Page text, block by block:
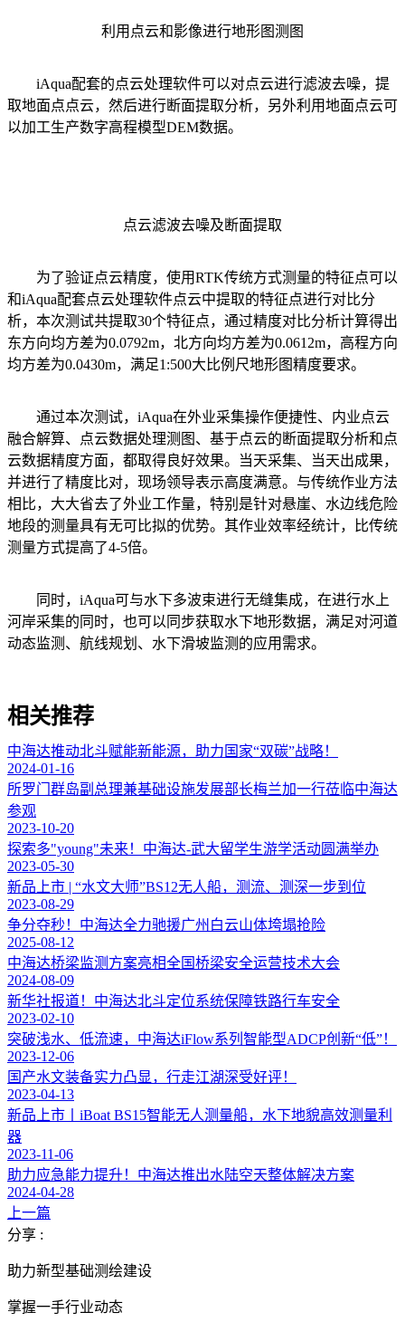
利用点云和影像进行地形图测图
iAqua配套的点云处理软件可以对点云进行滤波去噪，提
取地面点点云，然后进行断面提取分析，另外利用地面点云可
以加工生产数字高程模型DEM数据。
点云滤波去噪及断面提取
为了验证点云精度，使用RTK传统方式测量的特征点可以
和iAqua配套点云处理软件点云中提取的特征点进行对比分
析，本次测试共提取30个特征点，通过精度对比分析计算得出
东方向均方差为0.0792m，北方向均方差为0.0612m，高程方向
均方差为0.0430m，满足1:500大比例尺地形图精度要求。
通过本次测试，iAqua在外业采集操作便捷性、内业点云
融合解算、点云数据处理测图、基于点云的断面提取分析和点
云数据精度方面，都取得良好效果。当天采集、当天出成果，
并进行了精度比对，现场领导表示高度满意。与传统作业方法
相比，大大省去了外业工作量，特别是针对悬崖、水边线危险
地段的测量具有无可比拟的优势。其作业效率经统计，比传统
测量方式提高了4-5倍。
同时，iAqua可与水下多波束进行无缝集成，在进行水上
河岸采集的同时，也可以同步获取水下地形数据，满足对河道
动态监测、航线规划、水下滑坡监测的应用需求。
相关推荐
中海达推动北斗赋能新能源，助力国家“双碳”战略！
2024-01-16
所罗门群岛副总理兼基础设施发展部长梅兰加一行莅临中海达
参观
2023-10-20
探索多"young"未来！中海达-武大留学生游学活动圆满举办
2023-05-30
新品上市 | “水文大师”BS12无人船，测流、测深一步到位
2023-08-29
争分夺秒！中海达全力驰援广州白云山体垮塌抢险
2025-08-12
中海达桥梁监测方案亮相全国桥梁安全运营技术大会
2024-08-09
新华社报道！中海达北斗定位系统保障铁路行车安全
2023-02-10
突破浅水、低流速，中海达iFlow系列智能型ADCP创新“低”！
2023-12-06
国产水文装备实力凸显，行走江湖深受好评！
2023-04-13
新品上市丨iBoat BS15智能无人测量船，水下地貌高效测量利
器
2023-11-06
助力应急能力提升！中海达推出水陆空天整体解决方案
2024-04-28
上一篇
分享 :
助力新型基础测绘建设
掌握一手行业动态